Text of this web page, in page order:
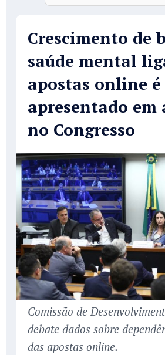
Crescimento de
saúde mental
apostas online é
apresentado em
no Congresso
Comissão de
debate dados sobre
das apostas online.